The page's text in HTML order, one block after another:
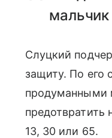
мальчик
Слуцкий
защиту. По его
продуманными
предотвратить
13, 30 или 65.